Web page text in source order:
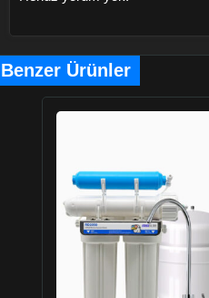
Benzer Ürünler